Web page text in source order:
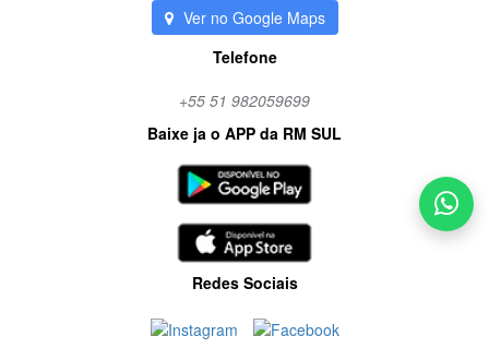
Ver no Google Maps
Telefone
+55 51 982059699
Baixe ja o APP da RM SUL
Redes Sociais